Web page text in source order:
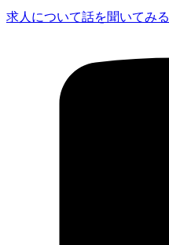
求人について話を聞いてみる